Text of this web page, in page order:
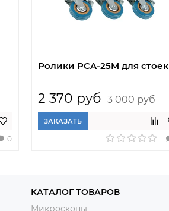
0
Ролики PCA-25M для стоек
2 370 руб 3 000 руб
ЗАКАЗАТЬ
КАТАЛОГ ТОВАРОВ
Микроскопы